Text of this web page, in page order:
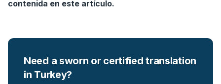
contenida en este artículo.
Need a sworn or certified translation
in Turkey?